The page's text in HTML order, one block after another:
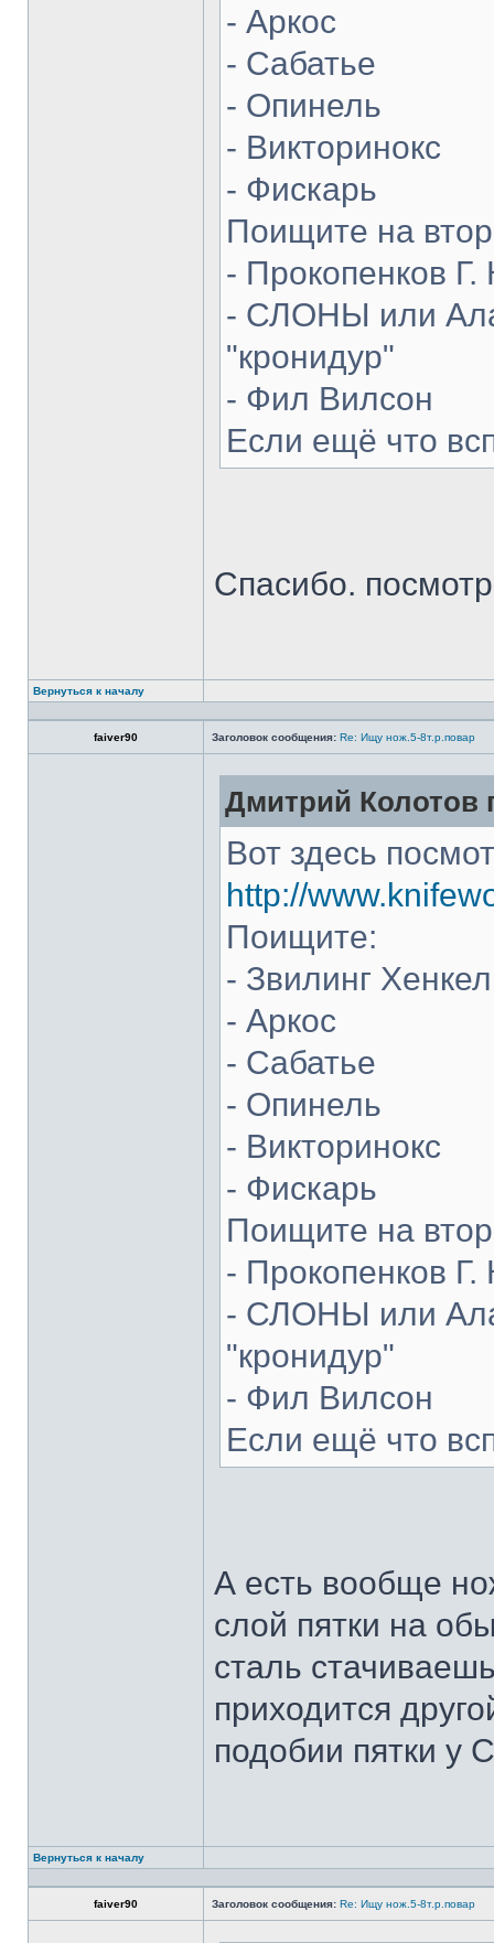
- Аркос
- Сабатье
- Опинель
- Викторинокс
- Фискарь
Поищите на
- Прокопенков Г.
- СЛОНЫ или
"кронидур"
- Фил Вилсон
Если ещё что
Спасибо.
Вернуться к началу
faiver90 Заголовок сообщения: Re: Ищу нож.5-8т.р.повар
Дмитрий Колотов
Вот здесь
http://
Поищите:
- Звилинг
- Аркос
- Сабатье
- Опинель
- Викторинокс
- Фискарь
Поищите на
- Прокопенков Г.
- СЛОНЫ или
"кронидур"
- Фил Вилсон
Если ещё что
А есть вообще
слой пятки на
сталь
приходится
подобии пятки у
Вернуться к началу
faiver90 Заголовок сообщения: Re: Ищу нож.5-8т.р.повар